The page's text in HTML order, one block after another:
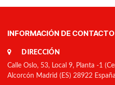
INFORMACIÓN DE CONTACTO
DIRECCIÓN
Calle Oslo, 53, Local 9, Planta -1
Alcorcón Madrid (ES) 28922 España